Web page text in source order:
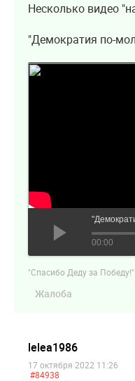
Несколько видео
"Демократия по-
00:00
"Спасибо Деду за Победу!"
Жалоба
lelea1986
17 октября 2022 11:26
#84938